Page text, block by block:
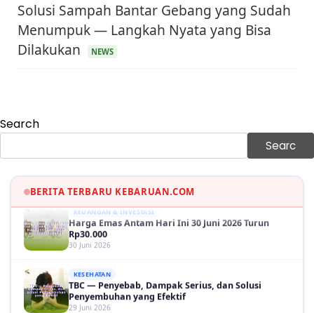
Solusi Sampah Bantar Gebang yang Sudah
Menumpuk — Langkah Nyata yang Bisa
Dilakukan
NEWS
Search
Searc
BERITA TERBARU KEBARUAN.COM
KEUANGAN & INVESTASI
Harga Minyak Dunia Hari Ini Naik, WTI dan Brent
Sama-sama Menguat
30 Juni 2026
Hasil Brasil vs Jepang 2-1: Comeback Dramatis, Gol
KEUANGAN & INVESTASI
Harga Emas Antam Hari Ini 30 Juni 2026 Turun
Rp30.000
30 Juni 2026
Penyembuhan yang Efektif
29 Juni 2026